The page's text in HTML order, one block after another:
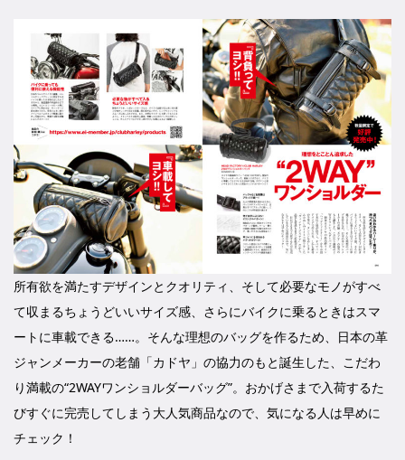
所有欲を満たすデザインとクオリティ、そして必要なモノがすべ
て収まるちょうどいいサイズ感、さらにバイクに乗るときはスマ
ートに車載できる……。そんな理想のバッグを作るため、日本の革
ジャンメーカーの老舗「カドヤ」の協力のもと誕生した、こだわ
り満載の“2WAYワンショルダーバッグ”。おかげさまで入荷するた
びすぐに完売してしまう大人気商品なので、気になる人は早めに
チェック！